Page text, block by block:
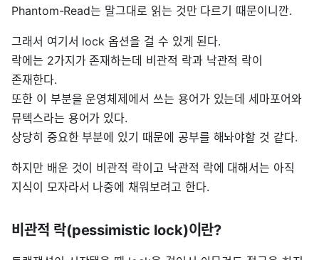
Phantom-Read는 말그대로 읽는 것만 다르기 때문이니깐.
그래서 여기서 lock 옵션을 걸 수 있게 된다.
락에는 2가지가 존재하는데 비관적 락과 낙관적 락이
존재한다.
또한 이 부분을 운영체제에서 쓰는 용어가 있는데 세마포어와
뮤텍스라는 용어가 있다.
상당히 중요한 부분에 있기 때문에 공부를 해놔야할 것 같다.
하지만 배운 것이 비관적 락이고 낙관적 락에 대해서는 아직
지식이 모자라서 나중에 채워보려고 한다.
비관적 락(pessimistic lock)이란?